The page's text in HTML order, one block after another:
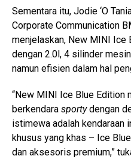
Sementara itu, Jodie ‘O
Corporate Communication
menjelaskan, New MINI Ice
dengan 2.0l, 4 silinder
namun efisien dalam hal
“New MINI Ice Blue Edition
berkendara sportydengan
istimewa adalah kendaraan
khusus yang khas – Ice
dan aksesoris premium,”